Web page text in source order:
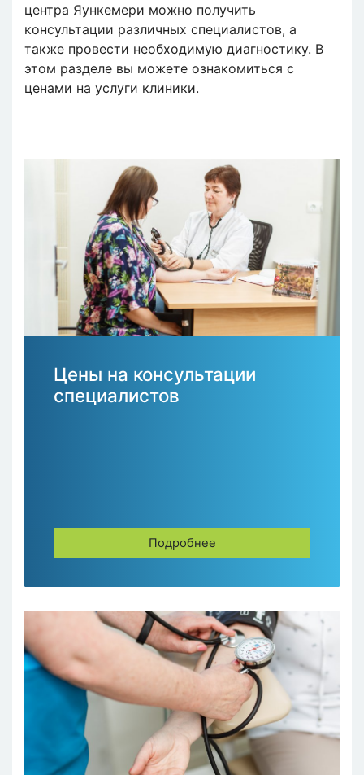
центра Яункемери можно получить
консультации различных специалистов, а
также провести необходимую диагностику. В
этом разделе вы можете ознакомиться с
ценами на услуги клиники.
Цены на консультации
специалистов
Подробнее